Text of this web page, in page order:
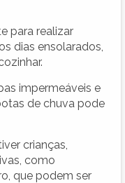
para realizar
dias ensolarados,
impermeáveis e
de chuva pode
crianças,
como
que podem ser